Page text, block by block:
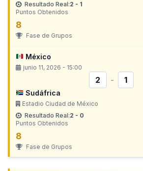
Resultado Real:2 - 1
Puntos Obtenidos
8
Fase de Grupos
México
junio 11, 2026 - 15:00
2 - 1
Sudáfrica
Estadio Ciudad de México
Resultado Real:2 - 0
Puntos Obtenidos
8
Fase de Grupos